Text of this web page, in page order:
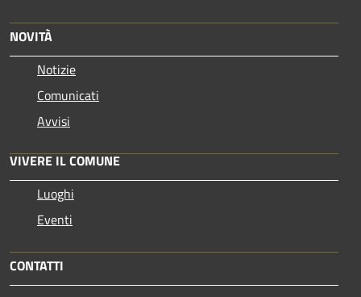
NOVITÀ
Notizie
Comunicati
Avvisi
VIVERE IL COMUNE
Luoghi
Eventi
CONTATTI